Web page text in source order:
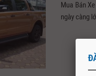
Mua Bán
ngày càng